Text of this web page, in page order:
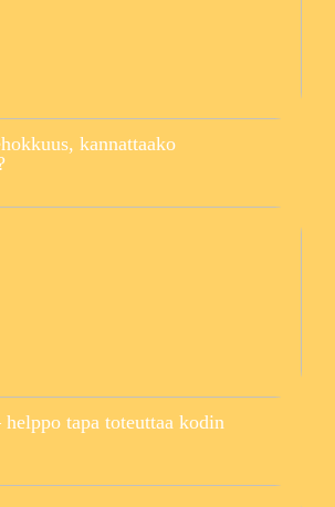
kannattaako
tapa toteuttaa kodin